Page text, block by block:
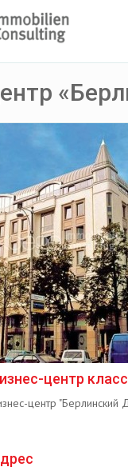
центр
центр "Берлинский